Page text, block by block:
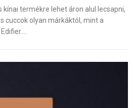
kínai termékre lehet áron alul lecsapni,
cuccok olyan márkáktól, mint a